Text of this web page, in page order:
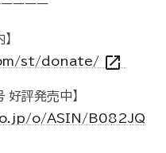
ーーー
st/donate/ open_in_new
好評発売中】
o/ASIN/B082JQ